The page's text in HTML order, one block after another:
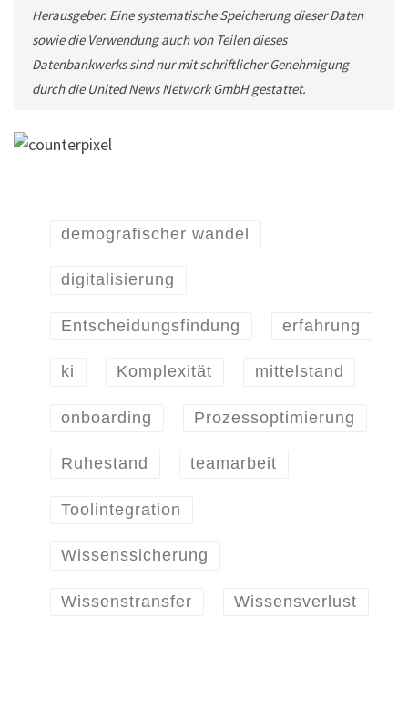
Herausgeber. Eine systematische Speicherung dieser Daten
sowie die Verwendung auch von Teilen dieses
Datenbankwerks sind nur mit schriftlicher Genehmigung
durch die United News Network GmbH gestattet.
demografischer wandel
digitalisierung
Entscheidungsfindung erfahrung
ki Komplexität mittelstand
onboarding Prozessoptimierung
Ruhestand teamarbeit
Toolintegration
Wissenssicherung
Wissenstransfer Wissensverlust